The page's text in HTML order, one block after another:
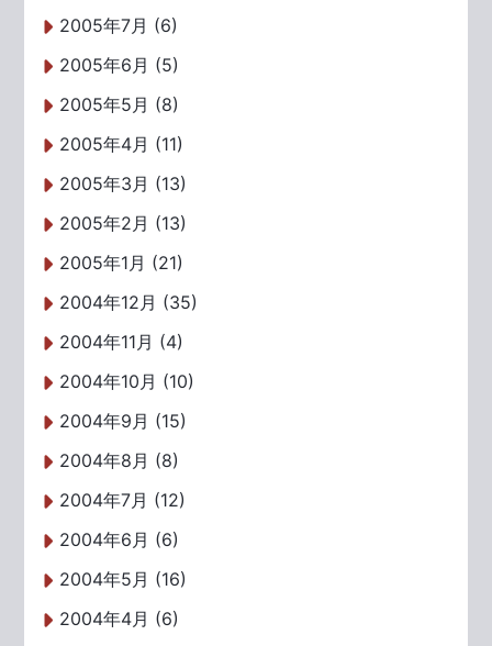
2005年7月 (6)
2005年6月 (5)
2005年5月 (8)
2005年4月 (11)
2005年3月 (13)
2005年2月 (13)
2005年1月 (21)
2004年12月 (35)
2004年11月 (4)
2004年10月 (10)
2004年9月 (15)
2004年8月 (8)
2004年7月 (12)
2004年6月 (6)
2004年5月 (16)
2004年4月 (6)